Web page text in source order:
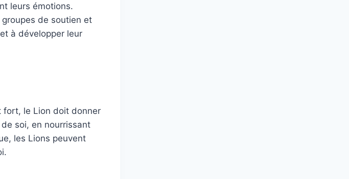
leurs émotions.
de soutien et
à développer leur
fort, le Lion doit donner
de soi, en nourrissant
les Lions peuvent